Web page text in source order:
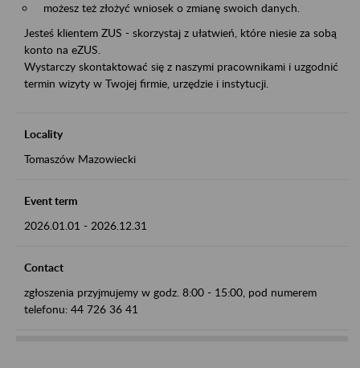
możesz też złożyć wniosek o zmianę swoich danych.
Jesteś klientem ZUS - skorzystaj z ułatwień, które niesie za sobą
konto na eZUS.
Wystarczy skontaktować się z naszymi pracownikami i uzgodnić
termin wizyty w Twojej firmie, urzędzie i instytucji.
Locality
Tomaszów Mazowiecki
Event term
2026.01.01 - 2026.12.31
Contact
zgłoszenia przyjmujemy w godz. 8:00 - 15:00, pod numerem
telefonu: 44 726 36 41